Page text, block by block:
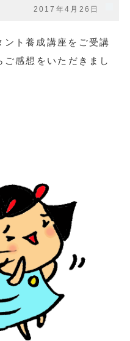
ンサロン2017年4月26日
ト養成講座をご受講
感想をいただきまし